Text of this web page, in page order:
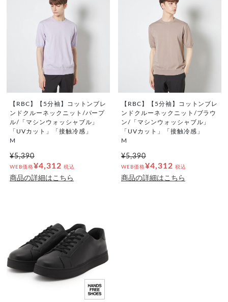
【RBC】【5分袖】コットンブレ
ンドクルーネックニット/パープ
ル/「マシンウォッシャブル」
「UVカット」「接触冷感」
M
¥5,390
WEB価格¥4,312 税込
商品の詳細はこちら
【RBC】【5分袖】コットンブレ
ンドクルーネックニット/ブラウ
ン/「マシンウォッシャブル」
「UVカット」「接触冷感」
M
¥5,390
WEB価格¥4,312 税込
商品の詳細はこちら